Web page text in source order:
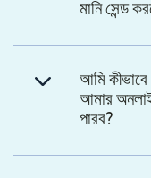
মানি সেন্ড
আমি
আমার
পারব?